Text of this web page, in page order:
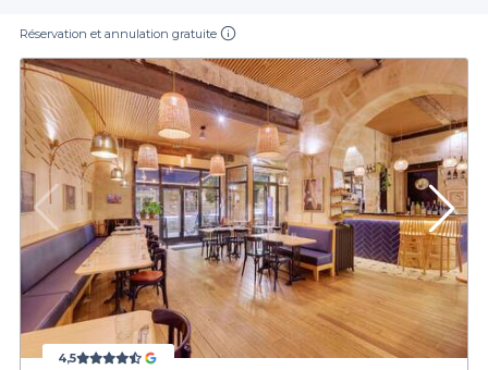
Réservation et annulation gratuite
4,5